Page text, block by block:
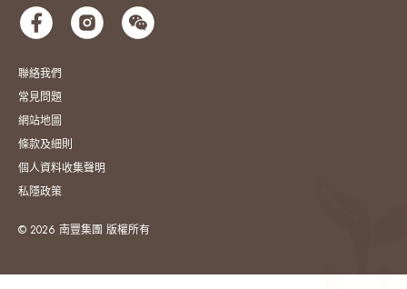
聯絡我們
常見問題
網站地圖
條款及細則
個人資料收集聲明
私隱政策
© 2026 南豐集團 版權所有